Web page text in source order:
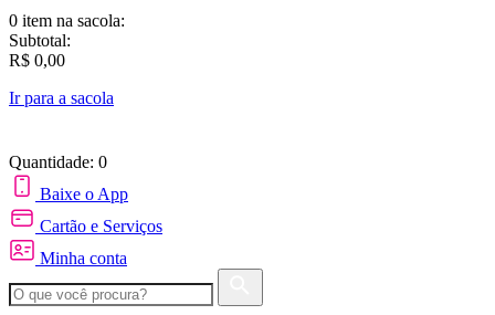
0 item na sacola:
Subtotal:
R$ 0,00
Ir para a sacola
Quantidade: 0
Baixe o App
Cartão e Serviços
Minha conta